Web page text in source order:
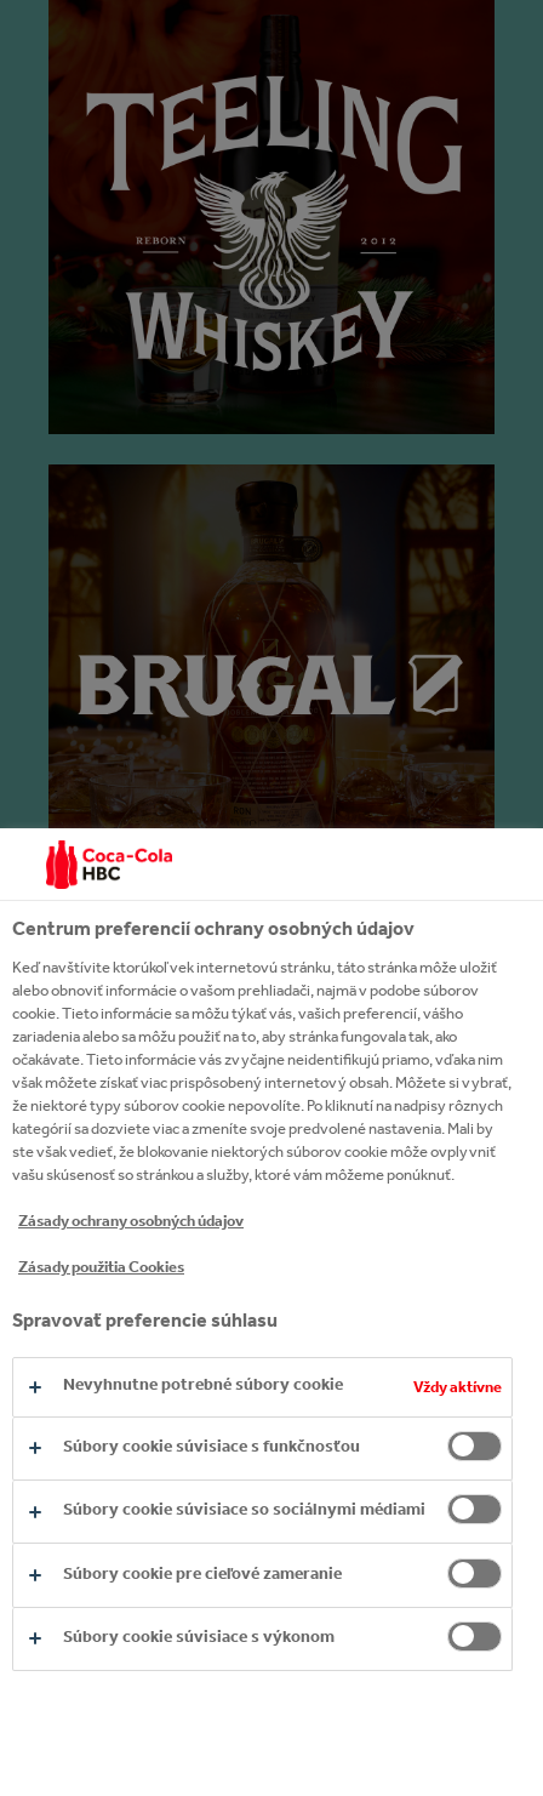
Centrum preferencií ochrany osobných údajov
Keď navštívite ktorúkoľvek internetovú stránku, táto stránka môže uložiť
alebo obnoviť informácie o vašom prehliadači, najmä v podobe súborov
cookie. Tieto informácie sa môžu týkať vás, vašich preferencií, vášho
zariadenia alebo sa môžu použiť na to, aby stránka fungovala tak, ako
očakávate. Tieto informácie vás zvyčajne neidentifikujú priamo, vďaka nim
však môžete získať viac prispôsobený internetový obsah. Môžete si vybrať,
že niektoré typy súborov cookie nepovolíte. Po kliknutí na nadpisy rôznych
kategórií sa dozviete viac a zmeníte svoje predvolené nastavenia. Mali by
ste však vedieť, že blokovanie niektorých súborov cookie môže ovplyvniť
vašu skúsenosť so stránkou a služby, ktoré vám môžeme ponúknuť.
Zásady ochrany osobných údajov
Zásady použitia Cookies
Spravovať preferencie súhlasu
Nevyhnutne potrebné súbory cookie Vždy aktívne
Súbory cookie súvisiace s funkčnosťou
Súbory cookie súvisiace so sociálnymi médiami
Súbory cookie pre cieľové zameranie
Súbory cookie súvisiace s výkonom